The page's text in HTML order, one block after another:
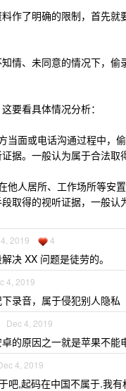
作了明确的限制，首先就
情、未同意的情况下，偷
要看具体情况分析：
当面或电话沟通过程中，
据。一般认为属于合法取
他人居所、工作场所等安
取得的视听证据，一般认
2019 4
决 XX 问题是徒劳的。
4, 2019
录音，属于侵犯别人隐私
Dec 4, 2019
的原因之一就是苹果不能
4, 2019
吧,起码在中国不属于.我